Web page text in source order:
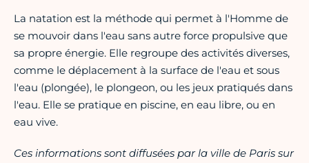
La natation est la méthode qui permet à l'Homme de
se mouvoir dans l'eau sans autre force propulsive que
sa propre énergie. Elle regroupe des activités diverses,
comme le déplacement à la surface de l'eau et sous
l'eau (plongée), le plongeon, ou les jeux pratiqués dans
l'eau. Elle se pratique en piscine, en eau libre, ou en
eau vive.
Ces informations sont diffusées par la ville de Paris sur